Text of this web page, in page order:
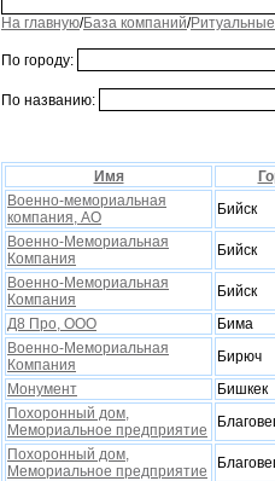
На главную/База компаний/
По городу:
По названию:
Имя
Военно-мемориальная
компания, АО
Бийск
Военно-Мемориальная
Компания
Бийск
Военно-Мемориальная
Компания
Бийск
Д8 Про, ООО
Бима
Военно-Мемориальная
Компания
Бирюч
Монумент
Бишкек
Поxоронный дом,
Мемориальное предприятие
Поxоронный дом,
Мемориальное предприятие